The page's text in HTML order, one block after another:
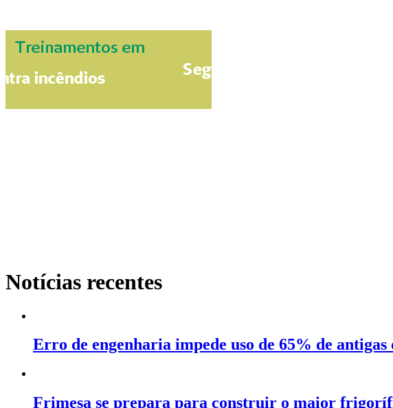
Notícias recentes
Erro de engenharia impede uso de 65% de
Frimesa se prepara para construir o maior